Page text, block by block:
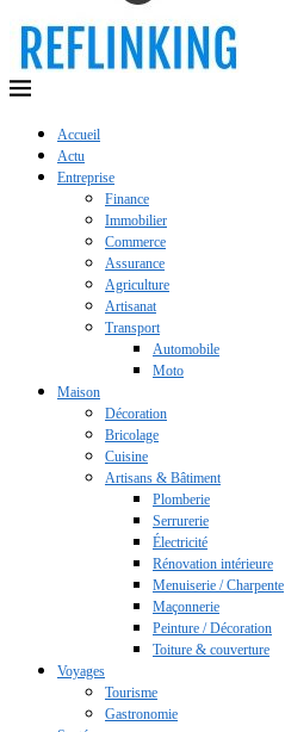
Accueil
Actu
Entreprise
Finance
Immobilier
Commerce
Assurance
Agriculture
Artisanat
Transport
Automobile
Moto
Maison
Décoration
Bricolage
Cuisine
Artisans & Bâtiment
Plomberie
Serrurerie
Électricité
Rénovation intérieure
Menuiserie / Charpente
Maçonnerie
Peinture / Décoration
Toiture & couverture
Voyages
Tourisme
Gastronomie